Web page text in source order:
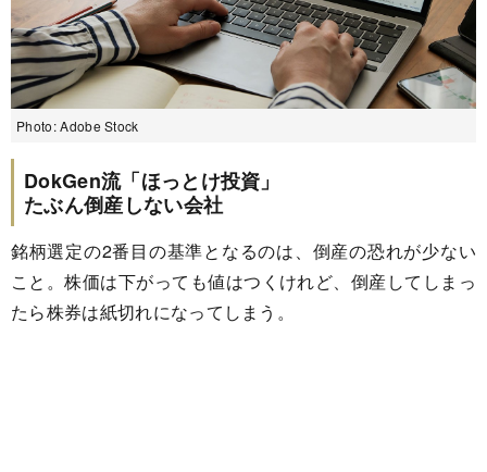
Photo: Adobe Stock
DokGen流「ほっとけ投資」
たぶん倒産しない会社
銘柄選定の2番目の基準となるのは、倒産の恐れが少ない
こと。株価は下がっても値はつくけれど、倒産してしまっ
たら株券は紙切れになってしまう。